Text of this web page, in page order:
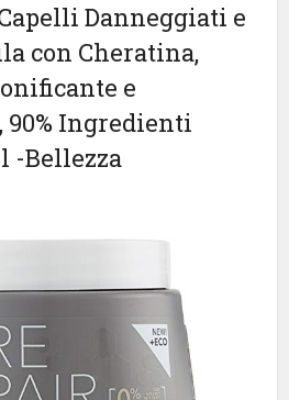
Danneggiati e
con Cheratina,
e
Ingredienti
-Bellezza